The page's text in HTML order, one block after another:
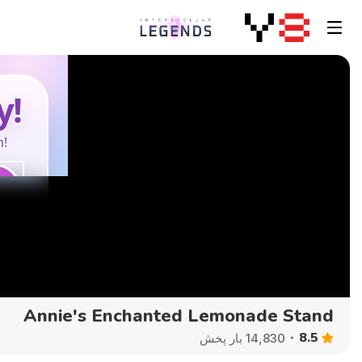
Annie's Enchanted Lemonade Stand
8.5 14,830 بار پخش